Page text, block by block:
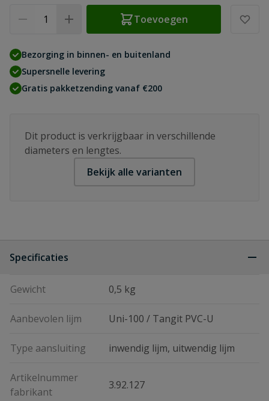
Toevoegen
Bezorging in binnen- en buitenland
Supersnelle levering
Gratis pakketzending vanaf €200
Dit product is verkrijgbaar in verschillende
diameters en lengtes.
Bekijk alle varianten
Specificaties
Gewicht 0,5 kg
Aanbevolen lijm Uni-100 / Tangit PVC-U
Type aansluiting inwendig lijm, uitwendig lijm
Artikelnummer
fabrikant
3.92.127